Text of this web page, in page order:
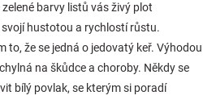
barvy listů vás živý plot
hustotou a rychlostí růstu.
to, že se jedná o jedovatý keř. Výhodou
na škůdce a choroby. Někdy se
bílý povlak, se kterým si poradí